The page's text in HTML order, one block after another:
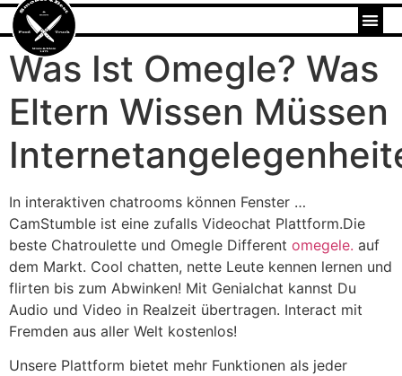
Was Ist Omegle? Was
Eltern Wissen Müssen
In interaktiven chatrooms können Fenster …
CamStumble ist eine zufalls Videochat Plattform.Die
beste Chatroulette und Omegle Different omegele. auf
dem Markt. Cool chatten, nette Leute kennen lernen und
flirten bis zum Abwinken! Mit Genialchat kannst Du
Audio und Video in Realzeit übertragen. Interact mit
Fremden aus aller Welt kostenlos!
Unsere Plattform bietet mehr Funktionen als jeder